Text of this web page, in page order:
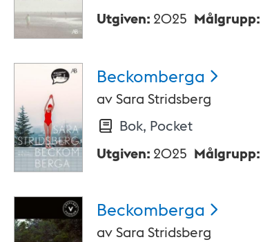
Utgiven: 2025 Målgrupp:
Beckomberga
avSara Stridsberg
Bok, Pocket
Utgiven: 2025 Målgrupp:
Beckomberga
avSara Stridsberg